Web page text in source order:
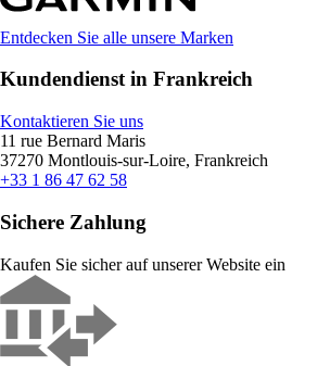
Entdecken Sie alle unsere Marken
Kundendienst in Frankreich
Kontaktieren Sie uns
11 rue Bernard Maris
37270 Montlouis-sur-Loire, Frankreich
+33 1 86 47 62 58
Sichere Zahlung
Kaufen Sie sicher auf unserer Website ein